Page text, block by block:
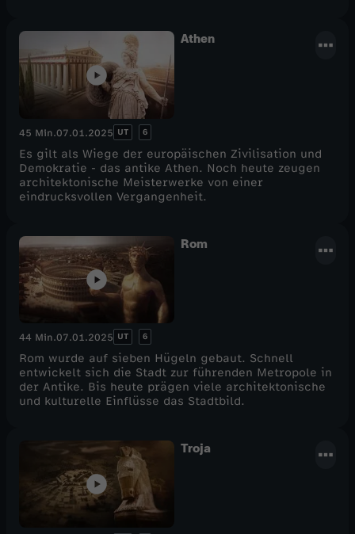
Athen
45 Min.07.01.2025 UT 6
Es gilt als Wiege der europäischen Zivilisation und
Demokratie - das antike Athen. Noch heute zeugen
architektonische Meisterwerke von einer
eindrucksvollen Vergangenheit.
Rom
44 Min.07.01.2025 UT 6
Rom wurde auf sieben Hügeln gebaut. Schnell
entwickelt sich die Stadt zur führenden Metropole in
der Antike. Bis heute prägen viele architektonische
und kulturelle Einflüsse das Stadtbild.
Troja